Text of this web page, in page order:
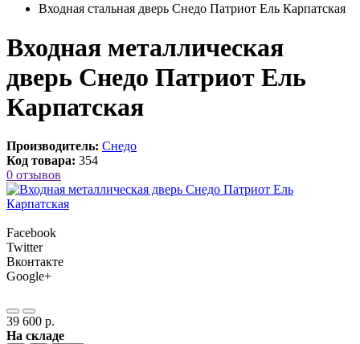
Входная стальная дверь Снедо Патриот Ель Карпатская
Входная металлическая
дверь Снедо Патриот Ель
Карпатская
Производитель: Снедо
Код товара: 354
0 отзывов
Facebook
Twitter
Вконтакте
Google+
39 600 р.
На складе